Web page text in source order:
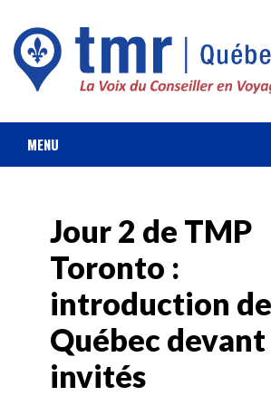
MENU
FORFAIT VACANCES
CROISIÈRES
HOTELS & RESORTS
DESTINATIONS
Jour 2 de TMP
Toronto :
introduction
Québec
invités